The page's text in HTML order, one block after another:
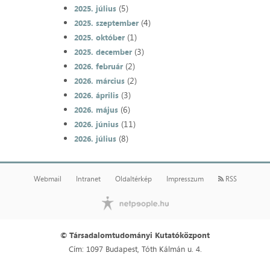
2025. július(5)
2025. szeptember(4)
2025. október(1)
2025. december(3)
2026. február(2)
2026. március(2)
2026. április(3)
2026. május(6)
2026. június(11)
2026. július(8)
Webmail Intranet Oldaltérkép Impresszum RSS
© Társadalomtudományi Kutatóközpont
Cím: 1097 Budapest, Tóth Kálmán u. 4.